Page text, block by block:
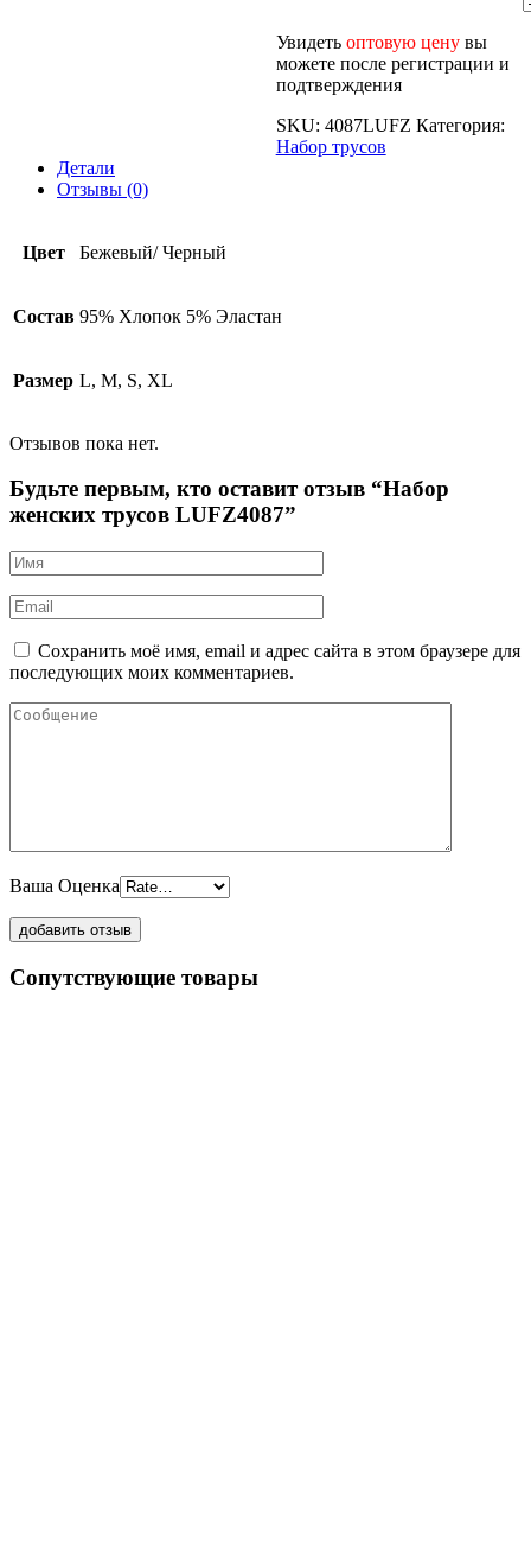
Увидеть оптовую ценувы
можете после регистрации и
подтверждения
SKU: 4087LUFZ Категория:
Набор трусов
Детали
Отзывы (0)
Цвет Бежевый/ Черный
Состав 95% Хлопок 5% Эластан
Размер L, M, S, XL
Отзывов пока нет.
Будьте первым, кто оставит отзыв “Набор
женских трусов LUFZ4087”
Сохранить моё имя, email и адрес сайта в этом браузере для
последующих моих комментариев.
Ваша Оценка
Сопутствующие товары